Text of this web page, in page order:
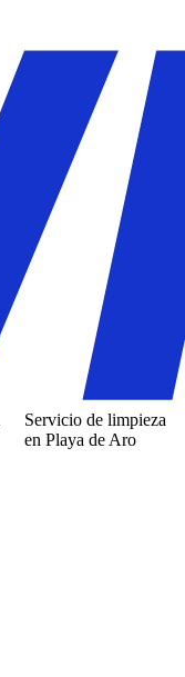
Servicio de limpieza
en Playa de Aro